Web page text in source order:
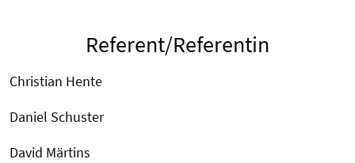
Referent/Referentin
Christian Hente
Daniel Schuster
David Märtins